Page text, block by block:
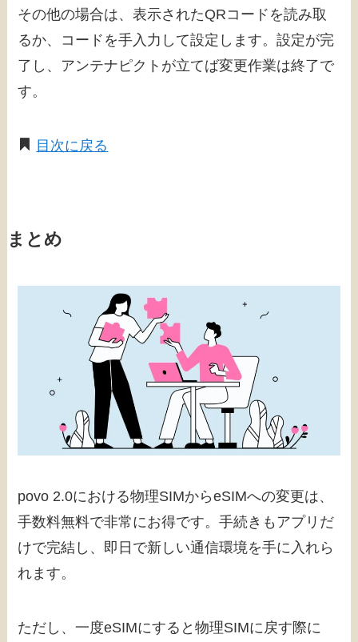
その他の場合は、表示されたQRコードを読み取
るか、コードを手入力して設定します。設定が完
了し、アンテナピクトが立てば変更作業は終了で
す。
目次に戻る
まとめ
povo 2.0における物理SIMからeSIMへの変更は、
手数料無料で非常にお得です。手続きもアプリだ
けで完結し、即日で新しい通信環境を手に入れら
れます。
ただし、一度eSIMにすると物理SIMに戻す際に